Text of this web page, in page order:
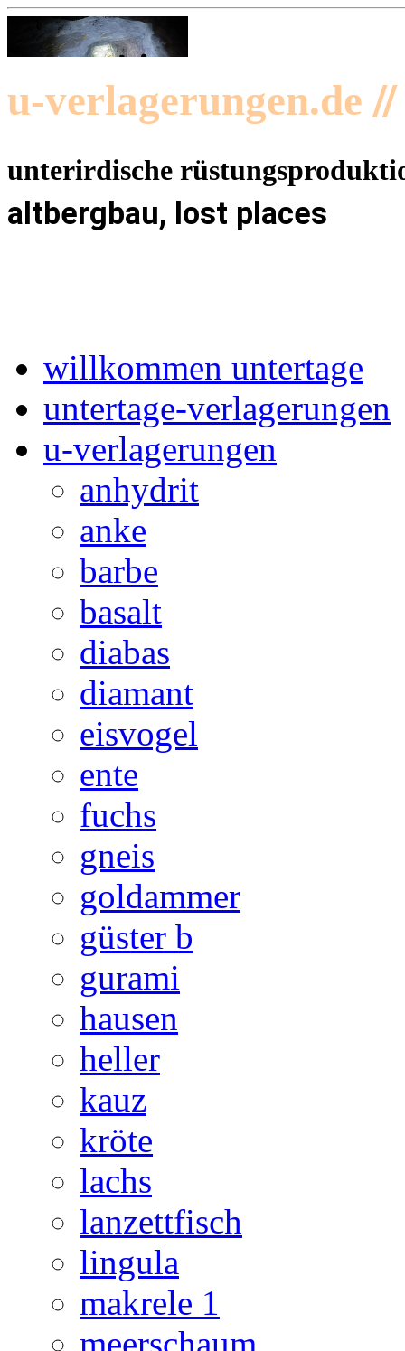
u-verlagerungen.de
unterirdische
altbergbau, lost places
willkommen untertage
untertage-verlagerungen
u-verlagerungen
anhydrit
anke
barbe
basalt
diabas
diamant
eisvogel
ente
fuchs
gneis
goldammer
güster b
gurami
hausen
heller
kauz
kröte
lachs
lanzettfisch
lingula
makrele 1
meerschaum